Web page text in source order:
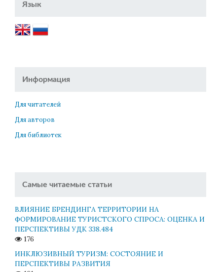
Язык
Информация
Для читателей
Для авторов
Для библиотек
Самые читаемые статьи
ВЛИЯНИЕ БРЕНДИНГА ТЕРРИТОРИИ НА
ФОРМИРОВАНИЕ ТУРИСТСКОГО СПРОСА: ОЦЕНКА И
ПЕРСПЕКТИВЫ УДК 338.484
176
ИНКЛЮЗИВНЫЙ ТУРИЗМ: СОСТОЯНИЕ И
ПЕРСПЕКТИВЫ РАЗВИТИЯ